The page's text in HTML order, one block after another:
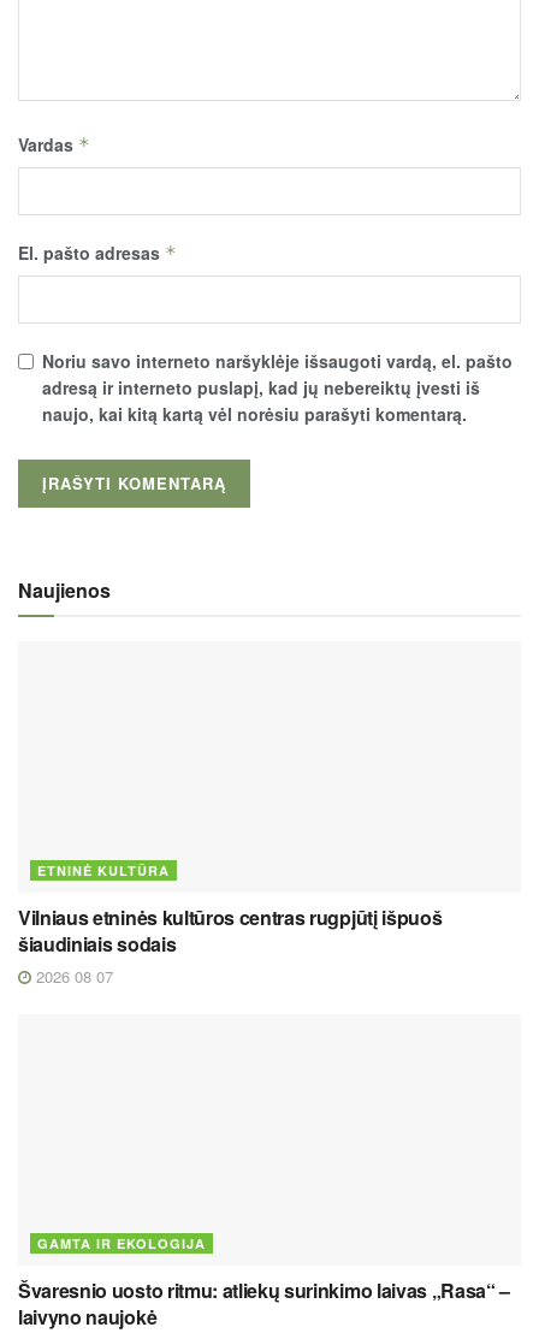
Vardas *
El. pašto adresas *
Noriu savo interneto naršyklėje išsaugoti vardą, el. pašto
adresą ir interneto puslapį, kad jų nebereiktų įvesti iš
naujo, kai kitą kartą vėl norėsiu parašyti komentarą.
Naujienos
ETNINĖ KULTŪRA
Vilniaus etninės kultūros centras rugpjūtį išpuoš
šiaudiniais sodais
2026 08 07
GAMTA IR EKOLOGIJA
Švaresnio uosto ritmu: atliekų surinkimo laivas „Rasa“ –
laivyno naujokė